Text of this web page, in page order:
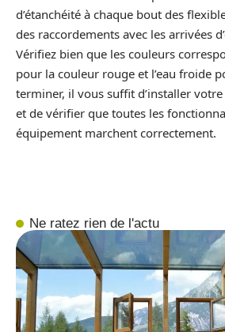
d’étanchéité à chaque bout des
des raccordements avec les arrivées
Vérifiez bien que les couleurs
pour la couleur rouge et l’eau froide
terminer, il vous suffit d’installer
et de vérifier que toutes les
équipement marchent correctement.
Ne ratez rien de l'actu